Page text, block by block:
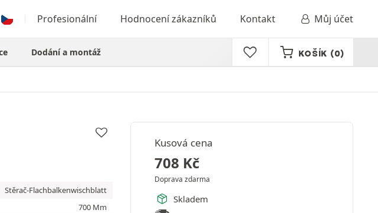
Profesionální Hodnocení zákazníků Kontakt Můj účet
Dodání a montáž KOŠÍK (0)
Kusová cena
708 Kč
Doprava zdarma
Skladem
Stěrač-Flachbalkenwischblatt
700 Mm